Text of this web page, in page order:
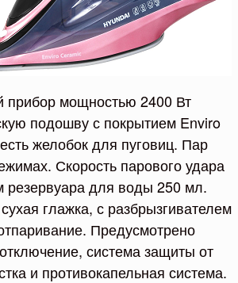
прибор мощностью 2400 Вт
подошву с покрытием Enviro
желобок для пуговиц. Пар
Скорость парового удара
резервуара для воды 250 мл.
глажка, с разбрызгивателем
Предусмотрено
система защиты от
и противокапельная система.